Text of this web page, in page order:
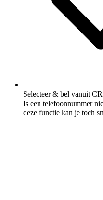
Selecteer & bel vanuit
Is een telefoonnummer
deze functie kan je toch